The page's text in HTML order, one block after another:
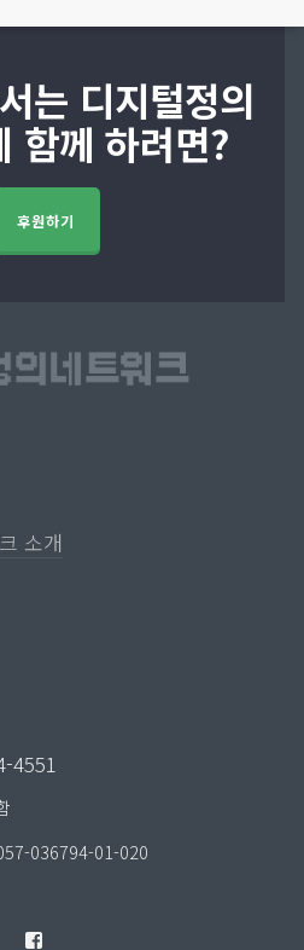
는 디지털정의
함께 하려면?
후원하기
소개
4551
036794-01-020
Facebook